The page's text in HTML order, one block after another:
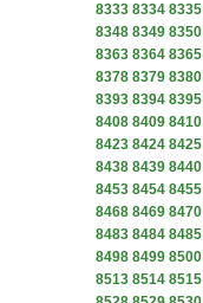
8333 8334 8335
8348 8349 8350
8363 8364 8365
8378 8379 8380
8393 8394 8395
8408 8409 8410
8423 8424 8425
8438 8439 8440
8453 8454 8455
8468 8469 8470
8483 8484 8485
8498 8499 8500
8513 8514 8515